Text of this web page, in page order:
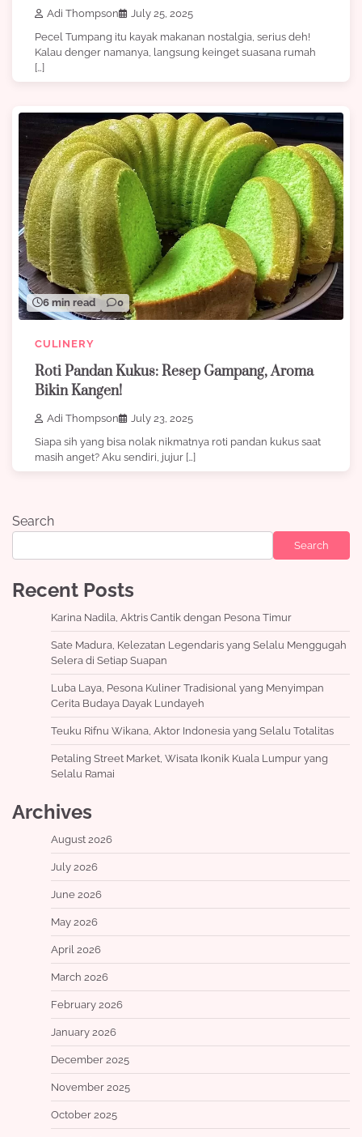
Adi Thompson
July 25, 2025
Pecel Tumpang itu kayak makanan nostalgia, serius deh!
Kalau denger namanya, langsung keinget suasana rumah
[…]
6 min read 0
CULINERY
Roti Pandan Kukus: Resep Gampang, Aroma
Bikin Kangen!
Adi Thompson
July 23, 2025
Siapa sih yang bisa nolak nikmatnya roti pandan kukus saat
masih anget? Aku sendiri, jujur […]
Search
Search
Recent Posts
Karina Nadila, Aktris Cantik dengan Pesona Timur
Sate Madura, Kelezatan Legendaris yang Selalu Menggugah
Selera di Setiap Suapan
Luba Laya, Pesona Kuliner Tradisional yang Menyimpan
Cerita Budaya Dayak Lundayeh
Teuku Rifnu Wikana, Aktor Indonesia yang Selalu Totalitas
Petaling Street Market, Wisata Ikonik Kuala Lumpur yang
Selalu Ramai
Archives
August 2026
July 2026
June 2026
May 2026
April 2026
March 2026
February 2026
January 2026
December 2025
November 2025
October 2025